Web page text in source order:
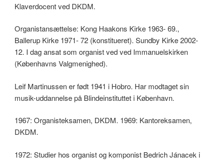
Klaverdocent ved DKDM.
Organistansættelse: Kong Haakons Kirke 1963- 69.,
Ballerup Kirke 1971- 72 (konstitueret). Sundby Kirke 2002-
12. I dag ansat som organist ved ved Immanuelskirken
(Københavns Valgmenighed).
Leif Martinussen er født 1941 i Hobro. Har modtaget sin
musik-uddannelse på Blindeinstituttet i København.
1967: Organisteksamen, DKDM. 1969: Kantoreksamen,
DKDM.
1972: Studier hos organist og komponist Bedrich Jánacek i